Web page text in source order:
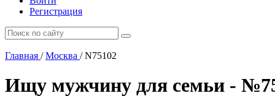
Регистрация
Главная / Москва /N75102
Ищу мужчину для семьи -